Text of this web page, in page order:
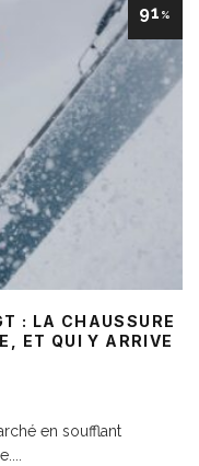
91 %
: LA CHAUSSURE
ET QUI Y ARRIVE
en soufflant